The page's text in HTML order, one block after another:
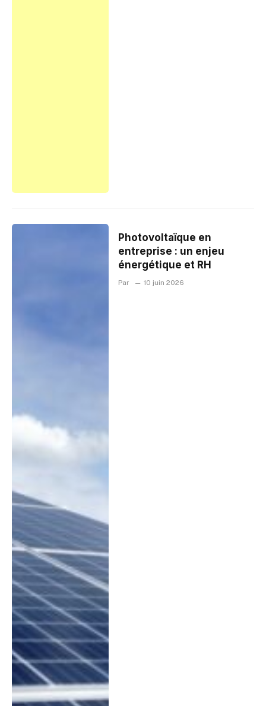
Photovoltaïque en
entreprise : un enjeu
énergétique et RH
Par 10 juin 2026